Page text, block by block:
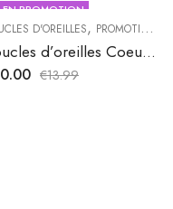
EN PROMOTION
D'OREILLES, PROMOTIONS
Boucles d’oreilles Coeur Topaze
€13.99